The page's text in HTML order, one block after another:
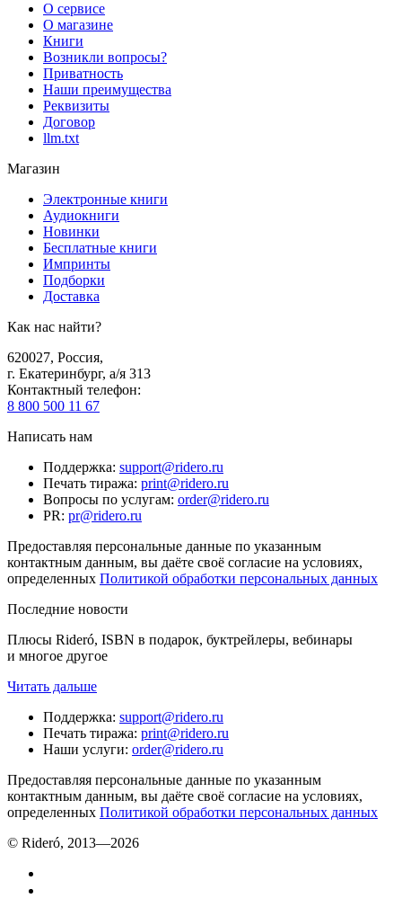
О сервисе
О магазине
Книги
Возникли вопросы?
Приватность
Наши преимущества
Реквизиты
Договор
llm.txt
Магазин
Электронные книги
Аудиокниги
Новинки
Бесплатные книги
Импринты
Подборки
Доставка
Как нас найти?
620027, Россия,
г. Екатеринбург, а/я 313
Контактный телефон:
8 800 500 11 67
Написать нам
Поддержка: support@ridero.ru
Печать тиража: print@ridero.ru
Вопросы по услугам: order@ridero.ru
PR: pr@ridero.ru
Предоставляя персональные данные по указанным
контактным данным, вы даёте своё согласие на условиях,
определенных Политикой обработки персональных данных
Последние новости
Плюсы Rideró, ISBN в подарок, буктрейлеры, вебинары
и многое другое
Читать дальше
Поддержка: support@ridero.ru
Печать тиража: print@ridero.ru
Наши услуги: order@ridero.ru
Предоставляя персональные данные по указанным
контактным данным, вы даёте своё согласие на условиях,
определенных Политикой обработки персональных данных
© Rideró, 2013—2026